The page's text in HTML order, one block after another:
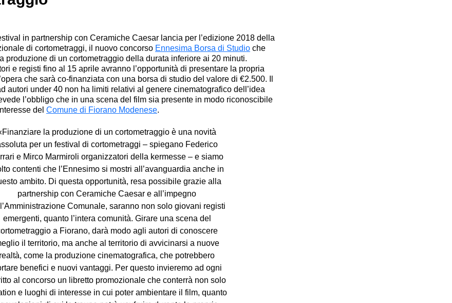
in partnership con Ceramiche Caesar lancia per l’edizione 2018 della
di cortometraggi, il nuovo concorso Ennesima Borsa di Studio che
produzione di un cortometraggio della durata inferiore ai 20 minuti.
e registi fino al 15 aprile avranno l’opportunità di presentare la propria
che sarà co-finanziata con una borsa di studio del valore di €2.500. Il
autori under 40 non ha limiti relativi al genere cinematografico dell’idea
l’obbligo che in una scena del film sia presente in modo riconoscibile
del Comune di Fiorano Modenese.
la produzione di un cortometraggio è una novità
per un festival di cortometraggi –spiegano Federico
e Mirco Marmiroli organizzatori della kermesse – e siamo
contenti che l’Ennesimo si mostri all’avanguardia anche in
ambito. Di questa opportunità, resa possibile grazie alla
partnership con Ceramiche Caesar e all’impegno
Comunale, saranno non solo giovani registi
emergenti, quanto l’intera comunità. Girare una scena del
a Fiorano, darà modo agli autori di conoscere
il territorio, ma anche al territorio di avvicinarsi a nuove
realtà, come la produzione cinematografica, che potrebbero
benefici e nuovi vantaggi. Per questo invieremo ad ogni
al concorso un libretto promozionale che conterrà non solo
e luoghi di interesse in cui poter ambientare il film, quanto